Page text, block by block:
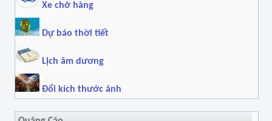
Xe chở hàng
Dự báo thời tiết
Lịch âm dương
Đổi kích thước ảnh